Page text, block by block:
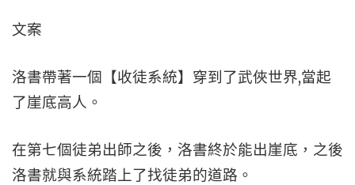
文案
洛書帶著一個【收徒系統】穿到了武俠世界,當起
了崖底高人。
在第七個徒弟出師之後，洛書終於能出崖底，之後
洛書就與系統踏上了找徒弟的道路。